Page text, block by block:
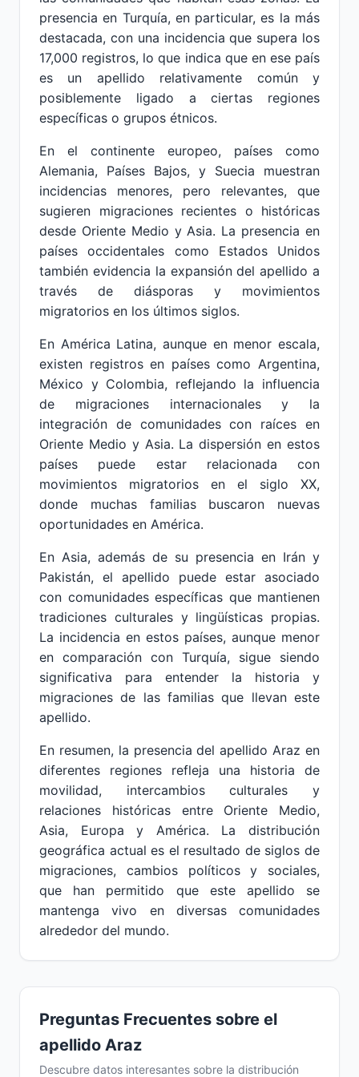
presencia en Turquía, en particular, es la más
destacada, con una incidencia que supera los
17,000 registros, lo que indica que en ese país
es un apellido relativamente común y
posiblemente ligado a ciertas regiones
específicas o grupos étnicos.
En el continente europeo, países como
Alemania, Países Bajos, y Suecia muestran
incidencias menores, pero relevantes, que
sugieren migraciones recientes o históricas
desde Oriente Medio y Asia. La presencia en
países occidentales como Estados Unidos
también evidencia la expansión del apellido a
través de diásporas y movimientos
migratorios en los últimos siglos.
En América Latina, aunque en menor escala,
existen registros en países como Argentina,
México y Colombia, reflejando la influencia
de migraciones internacionales y la
integración de comunidades con raíces en
Oriente Medio y Asia. La dispersión en estos
países puede estar relacionada con
movimientos migratorios en el siglo XX,
donde muchas familias buscaron nuevas
oportunidades en América.
En Asia, además de su presencia en Irán y
Pakistán, el apellido puede estar asociado
con comunidades específicas que mantienen
tradiciones culturales y lingüísticas propias.
La incidencia en estos países, aunque menor
en comparación con Turquía, sigue siendo
significativa para entender la historia y
migraciones de las familias que llevan este
apellido.
En resumen, la presencia del apellido Araz en
diferentes regiones refleja una historia de
movilidad, intercambios culturales y
relaciones históricas entre Oriente Medio,
Asia, Europa y América. La distribución
geográfica actual es el resultado de siglos de
migraciones, cambios políticos y sociales,
que han permitido que este apellido se
mantenga vivo en diversas comunidades
alrededor del mundo.
Preguntas Frecuentes sobre el
apellido Araz
Descubre datos interesantes sobre la distribución